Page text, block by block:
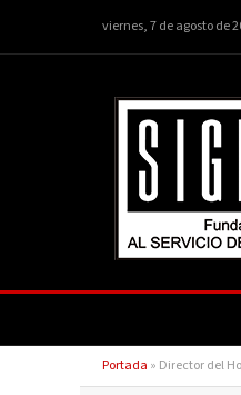
viernes, 7 de agosto de
Portada » Director del